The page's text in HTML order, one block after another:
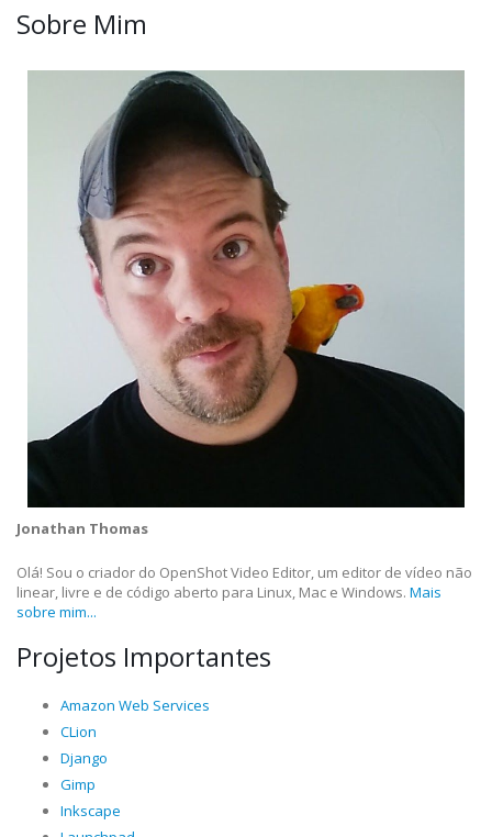
Sobre Mim
Jonathan Thomas
Olá! Sou o criador do OpenShot Video Editor, um editor de vídeo não
linear, livre e de código aberto para Linux, Mac e Windows. Mais
sobre mim...
Projetos Importantes
Amazon Web Services
CLion
Django
Gimp
Inkscape